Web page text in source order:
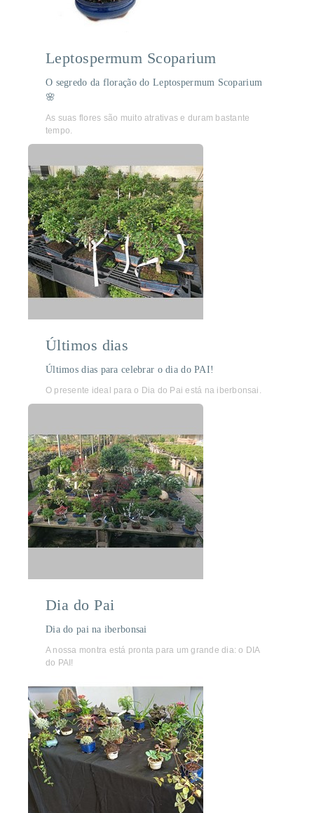
Leptospermum Scoparium
O segredo da floração do Leptospermum Scoparium
🌸
As suas flores são muito atrativas e duram bastante
tempo.
Últimos dias
Últimos dias para celebrar o dia do PAI!
O presente ideal para o Dia do Pai está na iberbonsai.
Dia do Pai
Dia do pai na iberbonsai
A nossa montra está pronta para um grande dia: o DIA
do PAI!